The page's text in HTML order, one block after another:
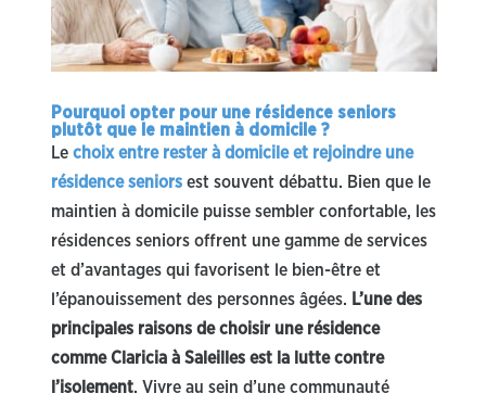
Pourquoi opter pour une résidence seniors
plutôt que le maintien à domicile ?
Le choix entre rester à domicile et rejoindre une
résidence seniorsest souvent débattu. Bien que le
maintien à domicile puisse sembler confortable, les
résidences seniors offrent une gamme de services
et d’avantages qui favorisent le bien-être et
l’épanouissement des personnes âgées. L’une des
principales raisons de choisir une résidence
comme Claricia à Saleilles est la lutte contre
l’isolement. Vivre au sein d’une communauté